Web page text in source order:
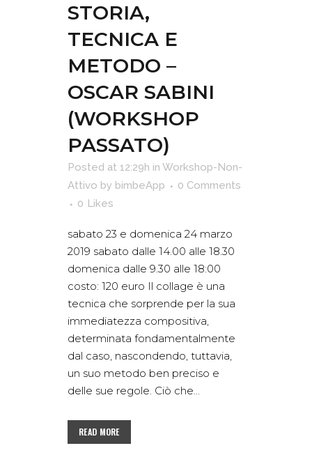
STORIA,
TECNICA E
METODO –
OSCAR SABINI
(WORKSHOP
PASSATO)
Posted at 12:29h in Workshop-Non-
Attivo by bimbeApp
0 Comments
0 Likes
sabato 23 e domenica 24 marzo
2019 sabato dalle 14.00 alle 18.30
domenica dalle 9.30 alle 18:00
costo: 120 euro Il collage è una
tecnica che sorprende per la sua
immediatezza compositiva,
determinata fondamentalmente
dal caso, nascondendo, tuttavia,
un suo metodo ben preciso e
delle sue regole. Ciò che...
READ MORE